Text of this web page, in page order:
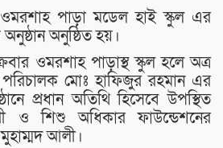
ওমরশাহ পাড়া মডেল হাই স্কুল এর
অনুষ্ঠিত হয়।
ওমরশাহ পাড়াস্থ স্কুল হলে অত্র
পরিচালক মোঃ হাফিজুর রহমান এর
প্রধান অতিথি হিসেবে উপস্থিত
ও শিশু অধিকার ফাউন্ডেশনের
মুহাম্মদ আলী।